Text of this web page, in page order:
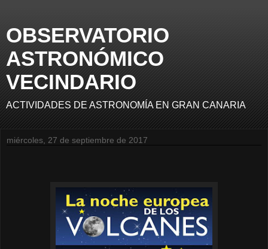
OBSERVATORIO
ASTRONÓMICO
VECINDARIO
ACTIVIDADES DE ASTRONOMÍA EN GRAN CANARIA
miércoles, 27 de septiembre de 2017